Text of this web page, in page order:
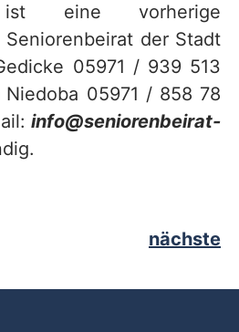
ist eine vorherige
Seniorenbeirat der Stadt
05971 / 939 513
Niedoba 05971 / 858 78
info@seniorenbeirat-
nächste